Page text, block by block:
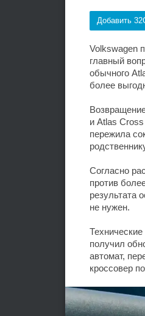
Добавить
Volkswagen
главный
обычного
более
и Atlas
пережила
Согласно
против
результата
не нужен.
получил
автомат,
кроссовер